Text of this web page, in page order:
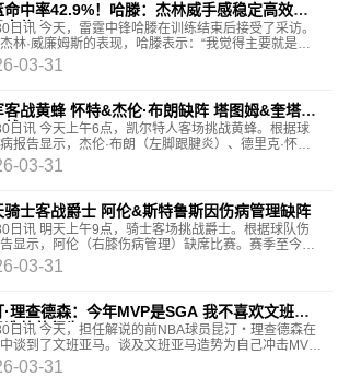
命中率42.9%！哈滕：杰林威手感稳定高效打
自信心
日讯 今天，雷霆中锋哈滕在训练结束后接受了采访。
林·威廉姆斯的表现，哈滕表示：“我觉得主要就是他
进步了，这是最关键的一点。他现在手感稳
03-31
客战黄蜂 怀特&杰伦·布朗缺阵 塔图姆&奎塔可
战
日讯 今天上午6点，凯尔特人客场挑战黄蜂。根据球
报告显示，杰伦·布朗（左脚跟腱炎）、德里克·怀特
挫伤）缺席比赛。塔图姆（右脚跟腱修复术后管
03-31
骑士客战爵士 阿伦&斯特鲁斯因伤病管理缺阵
日讯 明天上午9点，骑士客场挑战爵士。根据球队伤
显示，阿伦（右膝伤病管理）缺席比赛。赛季至今，
均得到15.3分8.5篮板1.9助攻1抢断0.9盖帽。同时
03-31
·理查德森：今年MVP是SGA 我不喜欢文班为
造势的行为
日讯 今天，担任解说的前NBA球员昆汀・理查德森在
谈到了文班亚马。谈及文班亚马造势为自己冲击MVP
理查德森表示：“文班亚马的一切我都很欣赏，
03-31